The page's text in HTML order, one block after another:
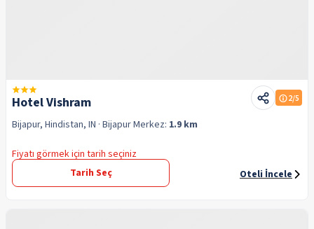
Hotel Vishram 2/5
Bijapur, Hindistan, IN · BijapurMerkez: 1.9 km
Fiyatı görmek için tarih seçiniz
Tarih Seç
Oteli İncele